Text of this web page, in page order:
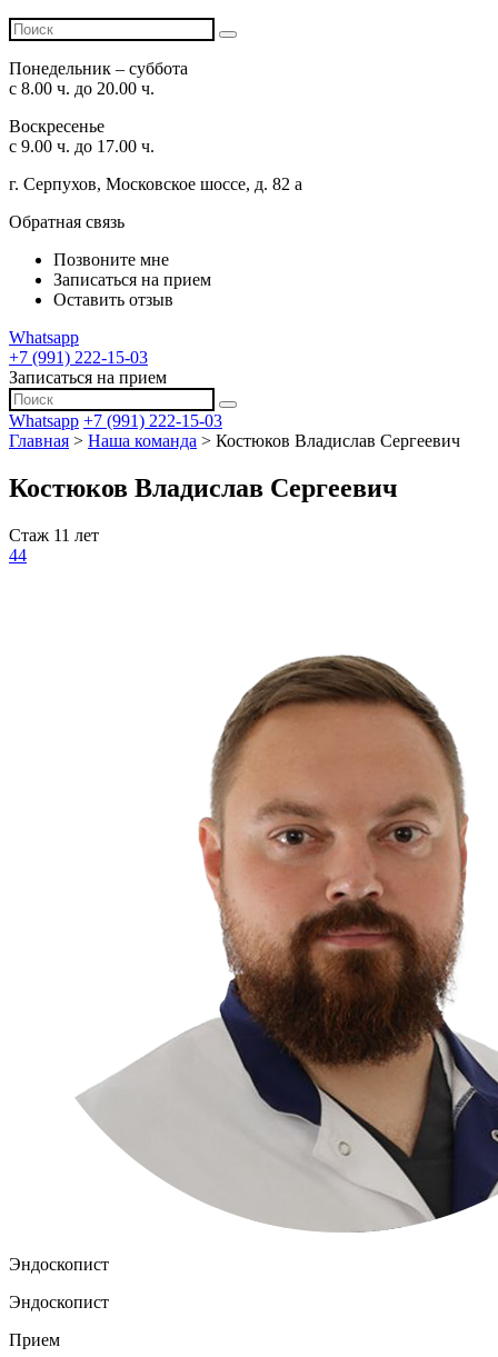
Понедельник – суббота
с 8.00 ч. до 20.00 ч.
Воскресенье
с 9.00 ч. до 17.00 ч.
г. Серпухов, Московское шоссе, д. 82 а
Обратная связь
Позвоните мне
Записаться на прием
Оставить отзыв
Whatsapp
+7 (991) 222-15-03
Записаться на прием
Whatsapp +7 (991) 222-15-03
Главная > Наша команда > Костюков Владислав Сергеевич
Костюков Владислав Сергеевич
Стаж 11 лет
44
Эндоскопист
Эндоскопист
Прием